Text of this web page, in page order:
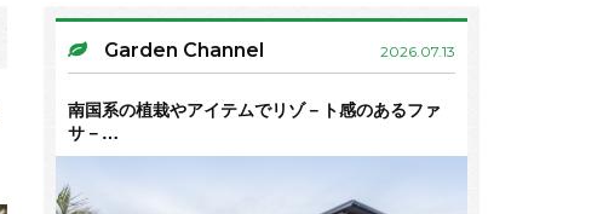
Garden Channel 2026.07.13
南国系の植栽やアイテムでリゾ－ト感のあるファ
サ－…